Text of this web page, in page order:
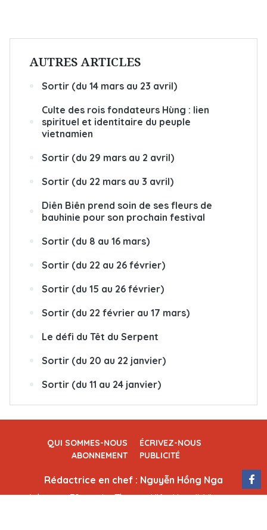
AUTRES ARTICLES
Sortir (du 14 mars au 23 avril)
Culte des rois fondateurs Hùng : lien
spirituel et identitaire du peuple
vietnamien
Sortir (du 29 mars au 2 avril)
Sortir (du 22 mars au 3 avril)
Diên Biên prend soin de ses fleurs de
bauhinie pour son prochain festival
Sortir (du 8 au 16 mars)
Sortir (du 22 au 26 février)
Sortir (du 15 au 26 février)
Sortir (du 22 février au 17 mars)
Le défi du Têt du Serpent
Sortir (du 20 au 22 janvier)
Sortir (du 11 au 24 janvier)
QUI SOMMES-NOUS
ÉCRIVEZ-NOUS
ABONNEMENT
PUBLICITÉ
Rédactrice en chef : Nguyễn Hồng Nga
Adresse : 79, rue Ly Thuong Kiêt, Hanoï, Vietnam